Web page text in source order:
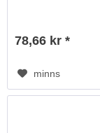
78,66 kr *
minns